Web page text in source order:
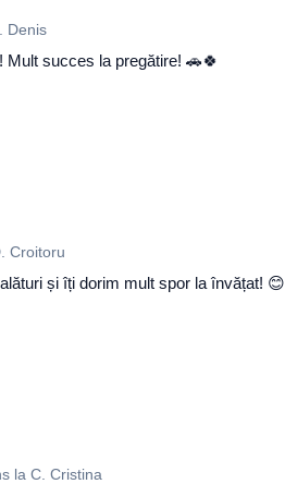
Denis
Mult succes la pregătire! 🚗🍀
Croitoru
și îți dorim mult spor la învățat! 😊
la C. Cristina